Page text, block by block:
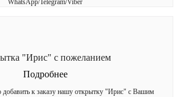
"Ирис" с пожеланием
Подробнее
добавить к заказу нашу открытку "Ирис" с Вашим